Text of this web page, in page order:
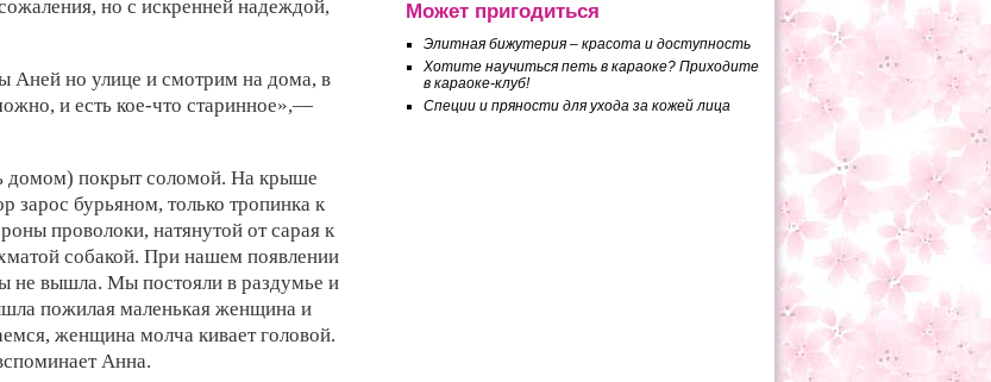
но с искренней надеждой,
Аней но улице и смотрим на дома, в
и есть кое-что старинное»,—
домом) покрыт соломой. На крыше
зарос бурьяном, только тропинка к
проволоки, натянутой от сарая к
собакой. При нашем появлении
не вышла. Мы постояли в раздумье и
пожилая маленькая женщина и
женщина молча кивает головой.
Анна.
Может пригодиться
Элитная бижутерия – красота и доступность
Хотите научиться петь в караоке? Приходите
в караоке-клуб!
Специи и пряности для ухода за кожей лица